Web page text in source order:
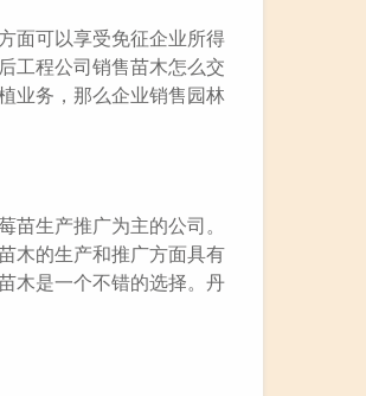
面可以享受免征企业所得
工程公司销售苗木怎么交
业务，那么企业销售园林
生产推广为主的公司。
木的生产和推广方面具有
木是一个不错的选择。丹